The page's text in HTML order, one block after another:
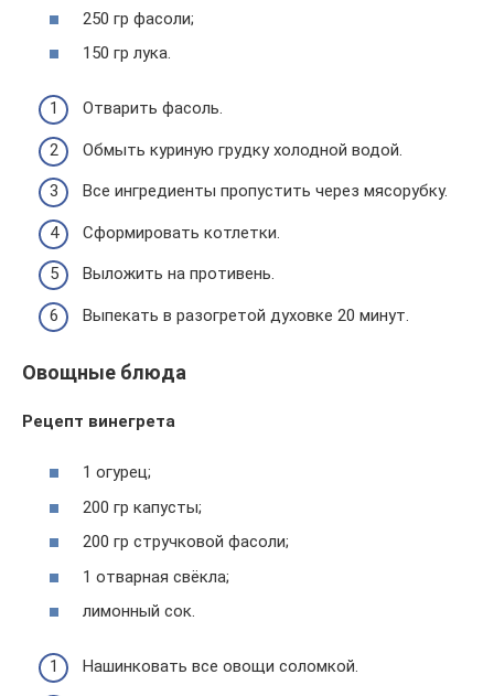
250 гр фасоли;
150 гр лука.
Отварить фасоль.
Обмыть куриную грудку холодной водой.
Все ингредиенты пропустить через мясорубку.
Сформировать котлетки.
Выложить на противень.
Выпекать в разогретой духовке 20 минут.
Овощные блюда
Рецепт винегрета
1 огурец;
200 гр капусты;
200 гр стручковой фасоли;
1 отварная свёкла;
лимонный сок.
Нашинковать все овощи соломкой.